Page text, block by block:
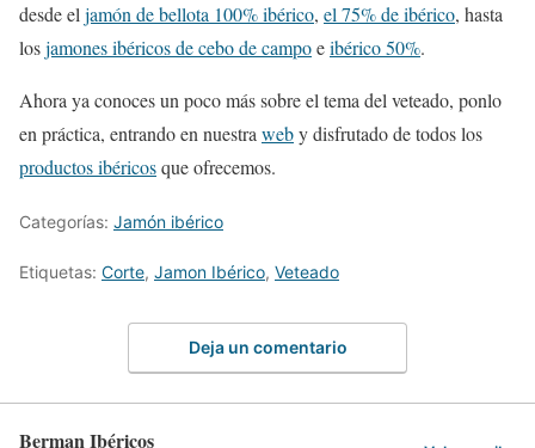
desde el jamón de bellota 100% ibérico, el 75% de ibérico, hasta
losjamones ibéricos de cebo de campoeibérico 50%.
Ahora ya conoces un poco más sobre el tema del veteado, ponlo
en práctica, entrando en nuestra weby disfrutado de todos los
productos ibéricosque ofrecemos.
Categorías: Jamón ibérico
Etiquetas: Corte, Jamon Ibérico, Veteado
Deja un comentario
Berman Ibéricos